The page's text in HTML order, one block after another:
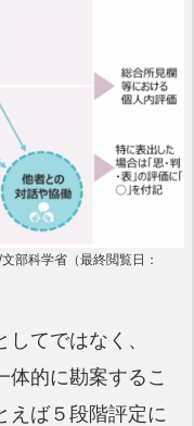
部科学省（最終閲覧日：
てではなく、
体的に勘案するこ
えば５段階評定に